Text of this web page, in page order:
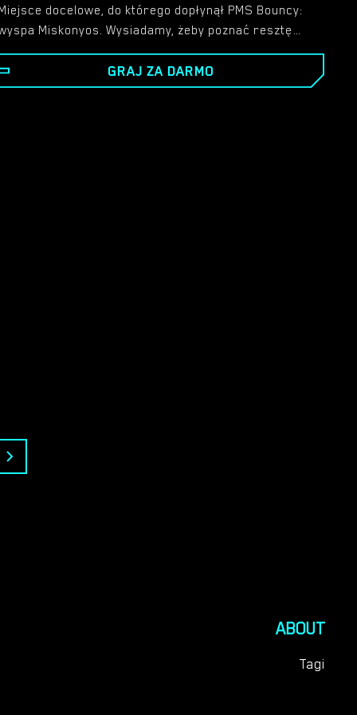
docelowe, do którego dopłynął PMS Bouncy:
Miskonyos. Wysiadamy, żeby poznać resztę
ciotkę Julię oraz kuzynki Monique i Betty. W
czekają na nas potężne rodziny, tajemnice,
i zdrada. Ale przede wszystkim poznaj
GRAJ ZA DARMO
ABOUT
Tagi